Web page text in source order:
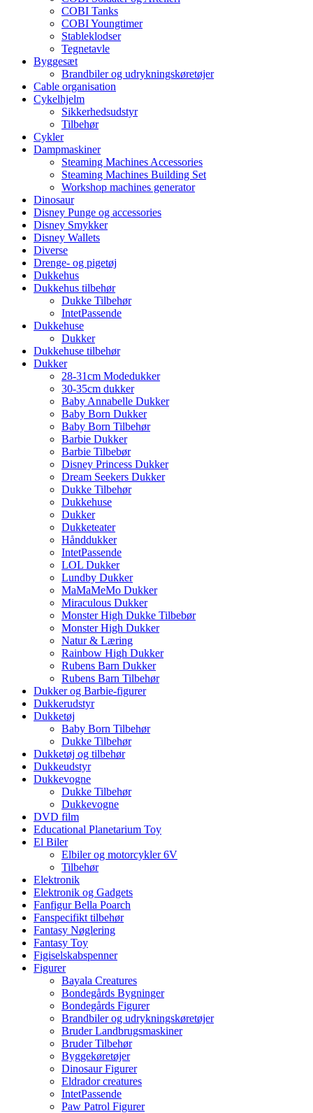
COBI Tanks
COBI Youngtimer
Stableklodser
Tegnetavle
Byggesæt
Brandbiler og udrykningskøretøjer
Cable organisation
Cykelhjelm
Sikkerhedsudstyr
Tilbehør
Cykler
Dampmaskiner
Steaming Machines Accessories
Steaming Machines Building Set
Workshop machines generator
Dinosaur
Disney Punge og accessories
Disney Smykker
Disney Wallets
Diverse
Drenge- og pigetøj
Dukkehus
Dukkehus tilbehør
Dukke Tilbehør
IntetPassende
Dukkehuse
Dukker
Dukkehuse tilbehør
Dukker
28-31cm Modedukker
30-35cm dukker
Baby Annabelle Dukker
Baby Born Dukker
Baby Born Tilbehør
Barbie Dukker
Barbie Tilbebør
Disney Princess Dukker
Dream Seekers Dukker
Dukke Tilbehør
Dukkehuse
Dukker
Dukketeater
Hånddukker
IntetPassende
LOL Dukker
Lundby Dukker
MaMaMeMo Dukker
Miraculous Dukker
Monster High Dukke Tilbebør
Monster High Dukker
Natur & Læring
Rainbow High Dukker
Rubens Barn Dukker
Rubens Barn Tilbehør
Dukker og Barbie-figurer
Dukkerudstyr
Dukketøj
Baby Born Tilbehør
Dukke Tilbehør
Dukketøj og tilbehør
Dukkeudstyr
Dukkevogne
Dukke Tilbehør
Dukkevogne
DVD film
Educational Planetarium Toy
El Biler
Elbiler og motorcykler 6V
Tilbehør
Elektronik
Elektronik og Gadgets
Fanfigur Bella Poarch
Fanspecifikt tilbehør
Fantasy Nøglering
Fantasy Toy
Figiselskabspenner
Figurer
Bayala Creatures
Bondegårds Bygninger
Bondegårds Figurer
Brandbiler og udrykningskøretøjer
Bruder Landbrugsmaskiner
Bruder Tilbehør
Byggekøretøjer
Dinosaur Figurer
Eldrador creatures
IntetPassende
Paw Patrol Figurer